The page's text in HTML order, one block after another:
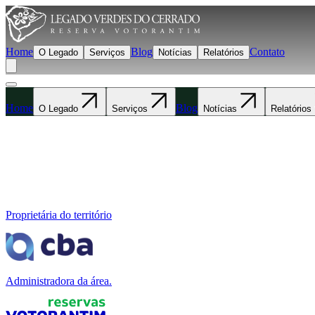
Home O Legado Serviços Blog Notícias Relatórios Contato
Home O Legado Serviços Blog Notícias Relatórios
Proprietária do território
Administradora da área.